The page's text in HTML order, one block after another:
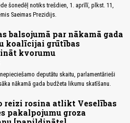
šonedēļ notiks trešdien, 1. aprīlī, plkst. 11,
Saeimas Prezidijs.
balsojumā par nākamā gada
koalīcijai grūtības
kvorumu
deputātu skaitu, parlamentārieši
nākamā gada budžeta likumu skatīšanu.
reizi rosina atlikt Veselības
pakalpojumu groza